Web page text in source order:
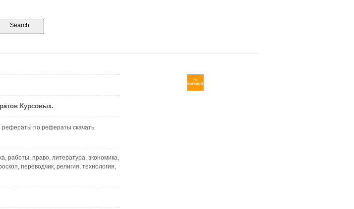
Курсовых.
по рефераты скачать
работы, право, литература, экономика,
переводчик, религия, технология,